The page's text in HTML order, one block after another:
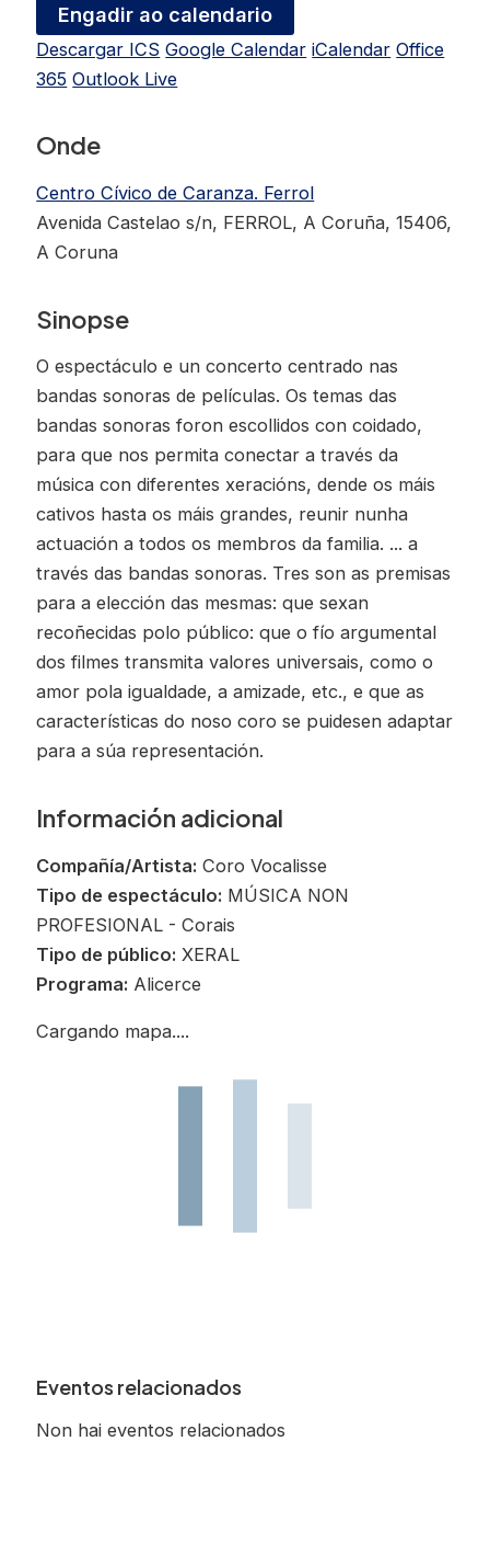
Engadir ao calendario
Descargar ICS Google Calendar iCalendar Office
365 Outlook Live
Onde
Centro Cívico de Caranza. Ferrol
Avenida Castelao s/n, FERROL, A Coruña, 15406,
A Coruna
Sinopse
O espectáculo e un concerto centrado nas
bandas sonoras de películas. Os temas das
bandas sonoras foron escollidos con coidado,
para que nos permita conectar a través da
música con diferentes xeracións, dende os máis
cativos hasta os máis grandes, reunir nunha
actuación a todos os membros da familia. ... a
través das bandas sonoras. Tres son as premisas
para a elección das mesmas: que sexan
recoñecidas polo público: que o fío argumental
dos filmes transmita valores universais, como o
amor pola igualdade, a amizade, etc., e que as
características do noso coro se puidesen adaptar
para a súa representación.
Información adicional
Compañía/Artista: Coro Vocalisse
Tipo de espectáculo: MÚSICA NON
PROFESIONAL - Corais
Tipo de público: XERAL
Programa: Alicerce
Cargando mapa....
Eventos relacionados
Non hai eventos relacionados